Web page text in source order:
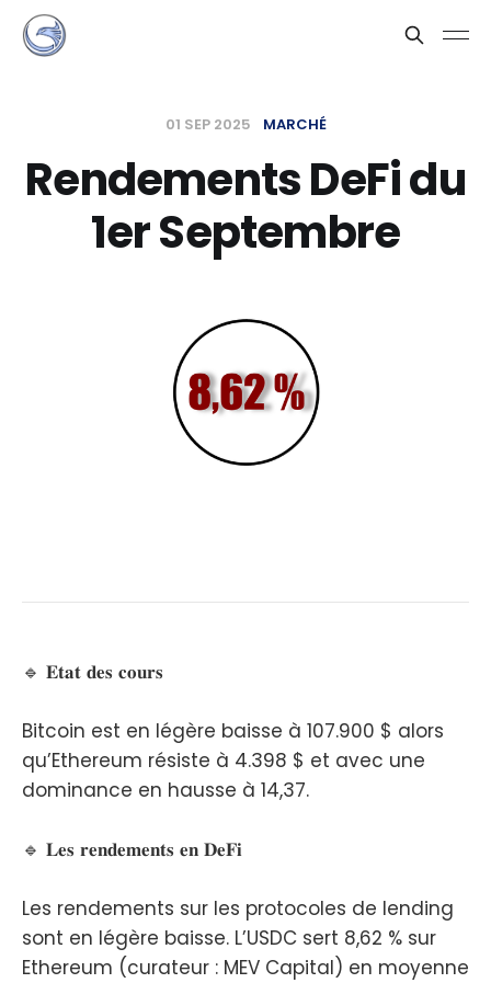
01 SEP 2025 MARCHÉ
Rendements DeFi du
1er Septembre
🔹 𝐄𝐭𝐚𝐭 𝐝𝐞𝐬 𝐜𝐨𝐮𝐫𝐬
Bitcoin est en légère baisse à 107.900 $ alors
qu’Ethereum résiste à 4.398 $ et avec une
dominance en hausse à 14,37.
🔹 𝐋𝐞𝐬 𝐫𝐞𝐧𝐝𝐞𝐦𝐞𝐧𝐭𝐬 𝐞𝐧 𝐃𝐞𝐅𝐢
Les rendements sur les protocoles de lending
sont en légère baisse. L’USDC sert 8,62 % sur
Ethereum (curateur : MEV Capital) en moyenne